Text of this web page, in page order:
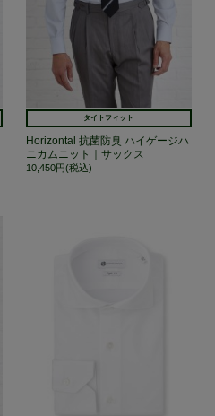
タイトフィット
Horizontal 抗菌防臭 ハイゲージハ
ニカムニット｜サックス
10,450円(税込)